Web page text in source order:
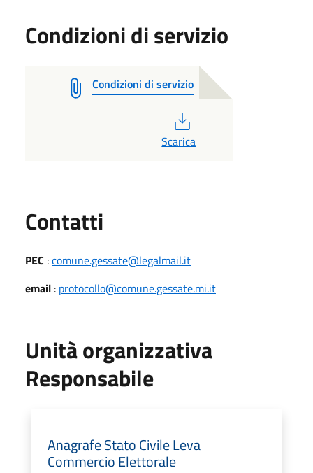
Condizioni di servizio
Condizioni di servizio
Scarica
Contatti
PEC :comune.gessate@legalmail.it
email : protocollo@comune.gessate.mi.it
Unità organizzativa
Responsabile
Anagrafe Stato Civile Leva
Commercio Elettorale